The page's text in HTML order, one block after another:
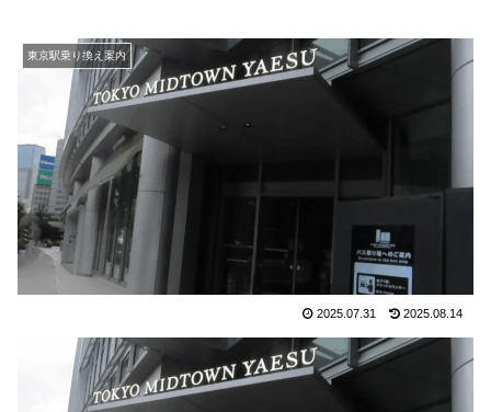
東京駅乗り換え案内
2025.07.31 2025.08.14